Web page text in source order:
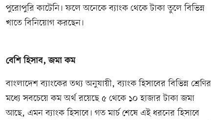
পুরোপুরি কাটেনি। ফলে অনেকে ব্যাংক থেকে টাকা তুলে বিভিন্ন
খাতে বিনিয়োগ করছেন।
বেশি হিসাব, জমা কম
বাংলাদেশ ব্যাংকের তথ্য অনুযায়ী, ব্যাংক হিসাবের বিভিন্ন শ্রেণির
মধ্যে সবচেয়ে কম অর্থ রয়েছে ৫ থেকে ১০ হাজার টাকা জমা
আছে, এমন ব্যাংক হিসাবে। গত মার্চ শেষে এই ধরনের হিসাবে